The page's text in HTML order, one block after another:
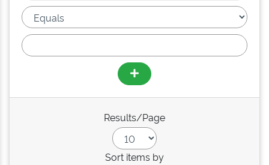
Results/Page
Sort items by